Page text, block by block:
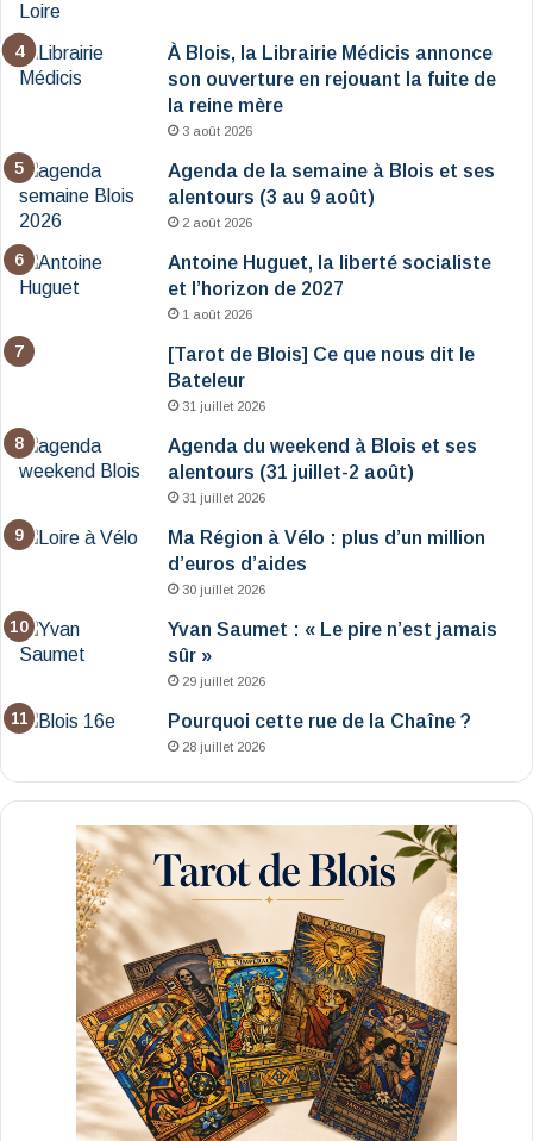
À Blois, la Librairie Médicis annonce
son ouverture en rejouant la fuite de
la reine mère
3 août 2026
Agenda de la semaine à Blois et ses
alentours (3 au 9 août)
2 août 2026
Antoine Huguet, la liberté socialiste
et l’horizon de 2027
1 août 2026
[Tarot de Blois] Ce que nous dit le
Bateleur
31 juillet 2026
Agenda du weekend à Blois et ses
alentours (31 juillet-2 août)
31 juillet 2026
Ma Région à Vélo : plus d’un million
d’euros d’aides
30 juillet 2026
Yvan Saumet : « Le pire n’est jamais
sûr »
29 juillet 2026
Pourquoi cette rue de la Chaîne ?
28 juillet 2026